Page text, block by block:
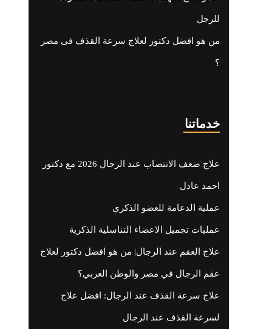
خدماتنا
علاج ضعف الانتصاب عند الرجال 2026 مع دكتور
احمد عادل
عملية الدعامة للعضو الذكري
عمليات تجميل الاعضاء التناسلية الذكرية
علاج العقم عند الرجال| من هو افضل دكتور لعلاج
عقم الرجال في مصر والوطن العربي؟
علاج سرعة القذف عند الرجال: افضل علاج
لسرعة القذف عند الرجال
للرجل
من هو افضل دكتور لعلاج سرعة القذف فى مصر
؟